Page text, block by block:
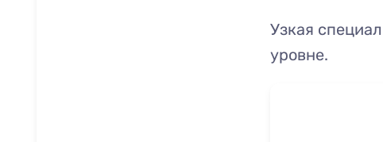
Узкая
уровне.